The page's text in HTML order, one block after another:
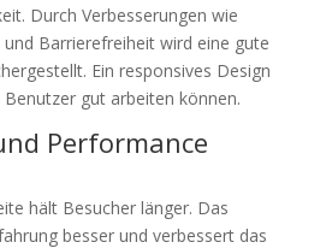
Durch Verbesserungen wie
Barrierefreiheit wird eine gute
Ein responsives Design
gut arbeiten können.
Performance
hält Besucher länger. Das
besser und verbessert das